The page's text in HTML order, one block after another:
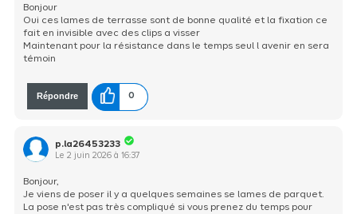
Bonjour
Oui ces lames de terrasse sont de bonne qualité et la fixation ce
fait en invisible avec des clips a visser
Maintenant pour la résistance dans le temps seul l avenir en sera
témoin
Répondre 0
p.la26453233
Le2 juin 2026 à16:37
Bonjour,
Je viens de poser il y a quelques semaines se lames de parquet.
La pose n'est pas très compliqué si vous prenez du temps pour